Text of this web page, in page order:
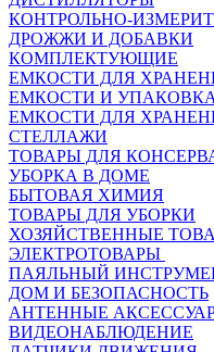
КОНТРОЛЬНО-
ДРОЖЖИ И ДОБАВКИ
КОМПЛЕКТУЮЩИЕ
ЕМКОСТИ ДЛЯ
ЕМКОСТИ И УПАКОВКА
ЕМКОСТИ ДЛЯ
СТЕЛЛАЖИ
ТОВАРЫ ДЛЯ
УБОРКА В ДОМЕ
БЫТОВАЯ ХИМИЯ
ТОВАРЫ ДЛЯ УБОРКИ
ХОЗЯЙСТВЕННЫЕ
ЭЛЕКТРОТОВАРЫ
ПАЯЛЬНЫЙ
ДОМ И БЕЗОПАСНОСТЬ
АНТЕННЫЕ
ВИДЕОНАБЛЮДЕНИЕ